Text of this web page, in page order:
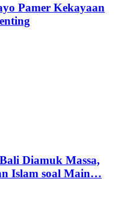
Pamer Kekayaan
Diamuk Massa,
Islam soal Main…